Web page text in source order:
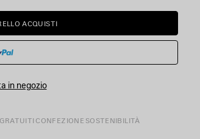
ACQUISTI
in negozio
CONFEZIONE SOSTENIBILITÀ